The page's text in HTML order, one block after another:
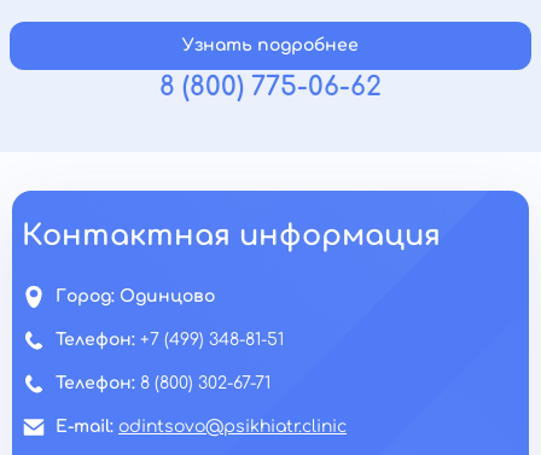
Узнать подробнее
8 (800) 775-06-62
Контактная информация
Город: Одинцово
Телефон: +7 (499) 348-81-51
Телефон: 8 (800) 302-67-71
E-mail: odintsovo@psikhiatr.clinic